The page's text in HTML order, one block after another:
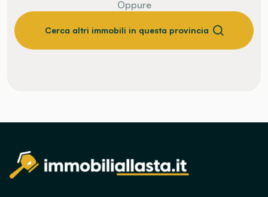
Oppure
Cerca altri immobili in questa provincia